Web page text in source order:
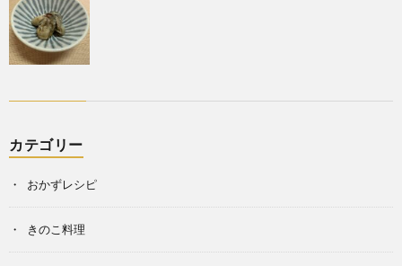
カテゴリー
おかずレシピ
きのこ料理